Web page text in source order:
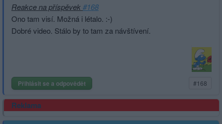
Reakce na příspěvek#168
Ono tam visí. Možná i létalo. :-)
Dobré video. Stálo by to tam za návštívení.
Přihlásit se a odpovědět #168
Reklama